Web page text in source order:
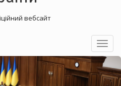
вебсайт
Toggle